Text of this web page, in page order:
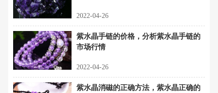
2022-04-26
紫水晶手链的价格，分析紫水晶手链的
市场行情
2022-04-26
紫水晶消磁的正确方法，紫水晶正确的